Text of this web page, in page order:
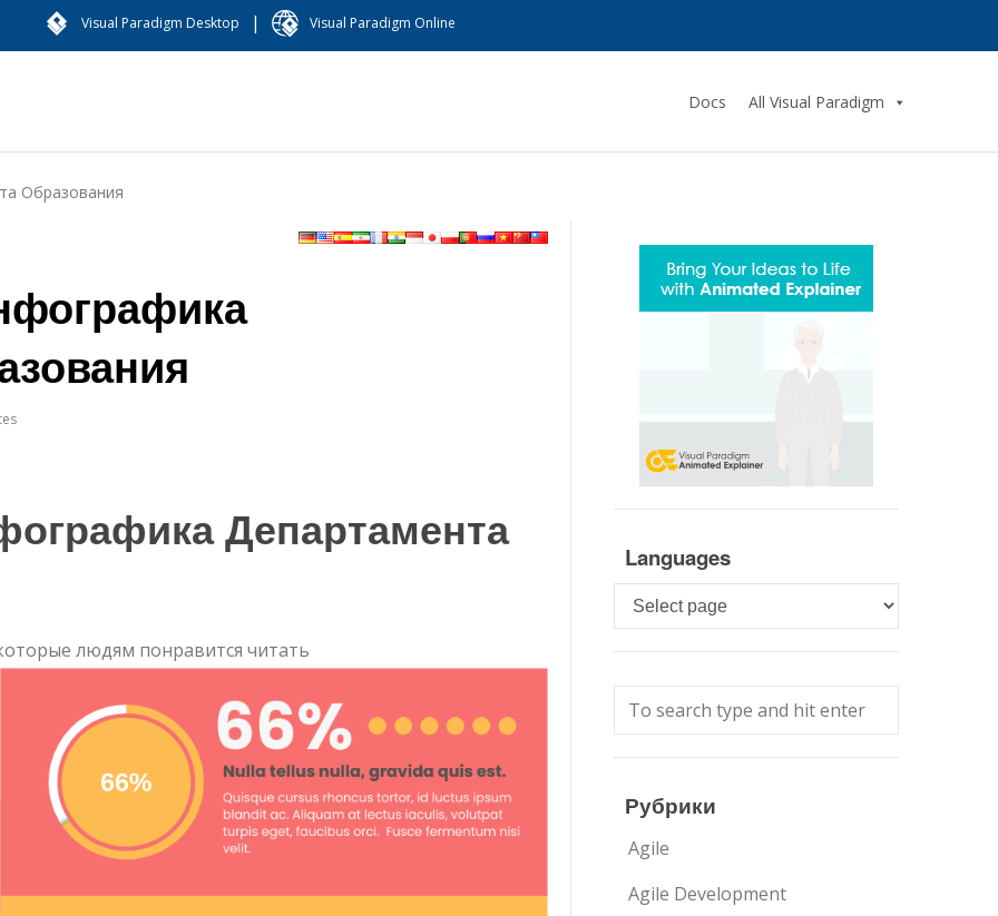
Visual Paradigm Desktop | Visual Paradigm Online
Docs All Visual Paradigm
Образования
Департамента
людям понравится читать
Languages
Languages
Рубрики
Agile
Agile Development